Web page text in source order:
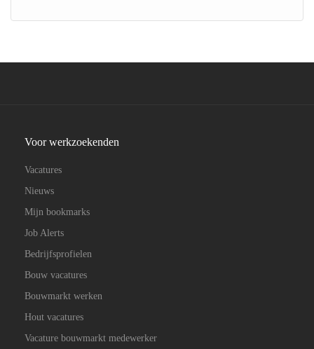
Voor werkzoekenden
Vacatures
Nieuws
Mijn bookmarks
Job Alerts
Bedrijfsprofielen
Bouw vacatures
Bouwmarkt werken
Hout vacatures
Vacature bouwmarkt medewerker